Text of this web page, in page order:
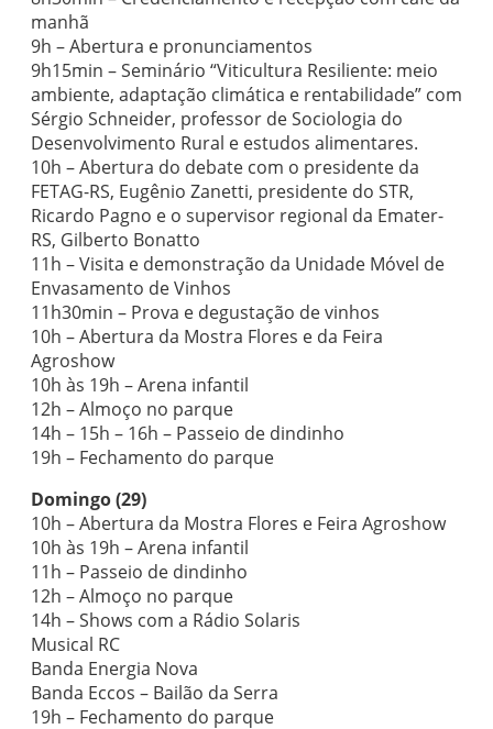
manhã
9h – Abertura e pronunciamentos
9h15min – Seminário “Viticultura Resiliente: meio
ambiente, adaptação climática e rentabilidade” com
Sérgio Schneider, professor de Sociologia do
Desenvolvimento Rural e estudos alimentares.
10h – Abertura do debate com o presidente da
FETAG-RS, Eugênio Zanetti, presidente do STR,
Ricardo Pagno e o supervisor regional da Emater-
RS, Gilberto Bonatto
11h – Visita e demonstração da Unidade Móvel de
Envasamento de Vinhos
11h30min – Prova e degustação de vinhos
10h – Abertura da Mostra Flores e da Feira
Agroshow
10h às 19h – Arena infantil
12h – Almoço no parque
14h – 15h – 16h – Passeio de dindinho
19h – Fechamento do parque
Domingo (29)
10h – Abertura da Mostra Flores e Feira Agroshow
10h às 19h – Arena infantil
11h – Passeio de dindinho
12h – Almoço no parque
14h – Shows com a Rádio Solaris
Musical RC
Banda Energia Nova
Banda Eccos – Bailão da Serra
19h – Fechamento do parque